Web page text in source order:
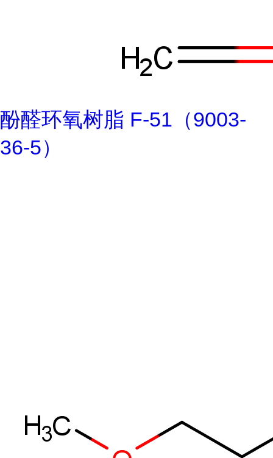
酚醛环氧树脂 F-51（9003-
36-5）